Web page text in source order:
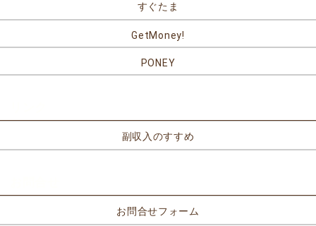
すぐたま
GetMoney!
PONEY
副収入のすすめ
お問合せフォーム